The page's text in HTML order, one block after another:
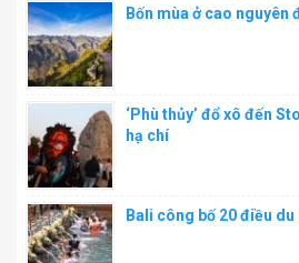
Bốn mùa ở cao nguyên
‘Phù thủy’ đổ xô đến
hạ chí
Bali công bố 20 điều